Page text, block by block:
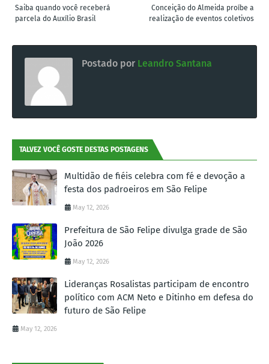
Conceição do Almeida proíbe a
realização de eventos coletivos
Saiba quando você receberá
parcela do Auxílio Brasil
Postado por Leandro Santana
TALVEZ VOCÊ GOSTE DESTAS POSTAGENS
Multidão de fiéis celebra com fé e devoção a
festa dos padroeiros em São Felipe
May 12, 2026
Prefeitura de São Felipe divulga grade de São
João 2026
May 12, 2026
Lideranças Rosalistas participam de encontro
político com ACM Neto e Ditinho em defesa do
futuro de São Felipe
May 12, 2026